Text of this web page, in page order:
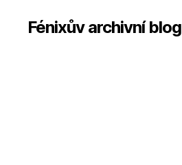
Fénixův archivní blog